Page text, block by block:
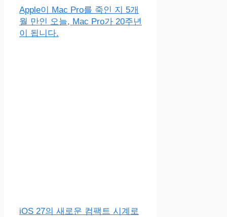
Apple이 Mac Pro를 죽인 지 5개
월 만인 오늘, Mac Pro가 20주년
이 됩니다.
iOS 27의 새로운 컴팩트 시계로